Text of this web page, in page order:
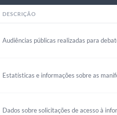
DESCRIÇÃO
Audiências públicas realizadas para
Estatísticas e informações sobre as
Dados sobre solicitações de acesso à